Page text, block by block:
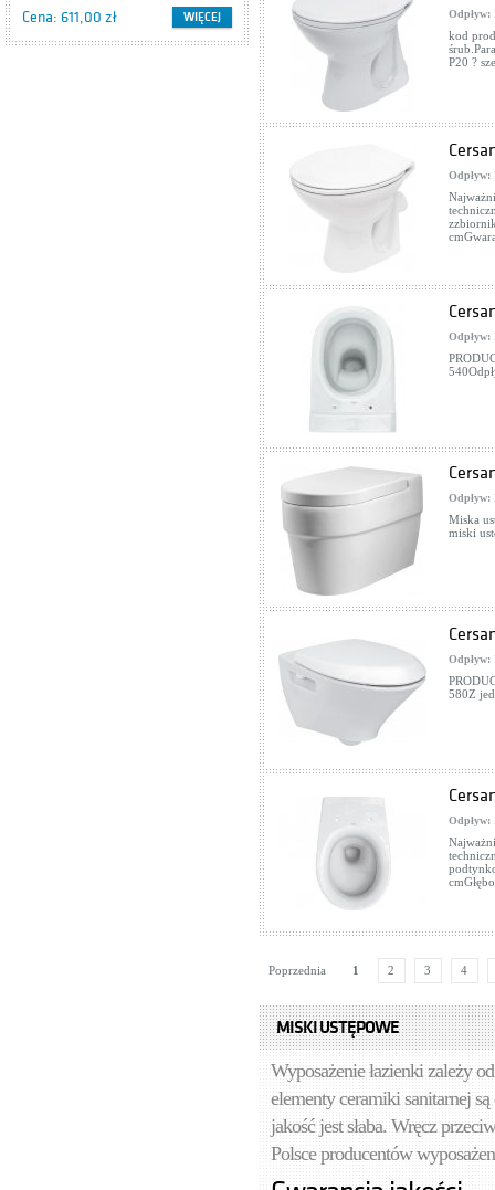
Cena: 611,00 zł WIĘCEJ Cena: 416,00 zł WIĘCEJOdpływ:
kod
P20 ?
Odpływ:
Odpływ:
Odpływ:
Miska
miski
Odpływ:
580Z
Odpływ:
Poprzednia 1 2 3 4
MISKI USTĘPOWE
Wyposażenie łazienki zależy
elementy ceramiki sanitarnej
jakość jest słaba. Wręcz
Polsce producentów